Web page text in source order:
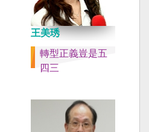
王美琇
轉型正義豈是五
四三